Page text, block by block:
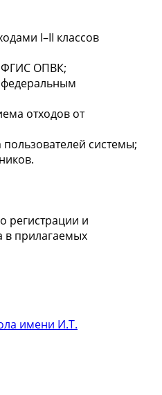
I–II классов
ФГИС ОПВК;
отходов от
системы;
регистрации и
прилагаемых
имени И.Т.